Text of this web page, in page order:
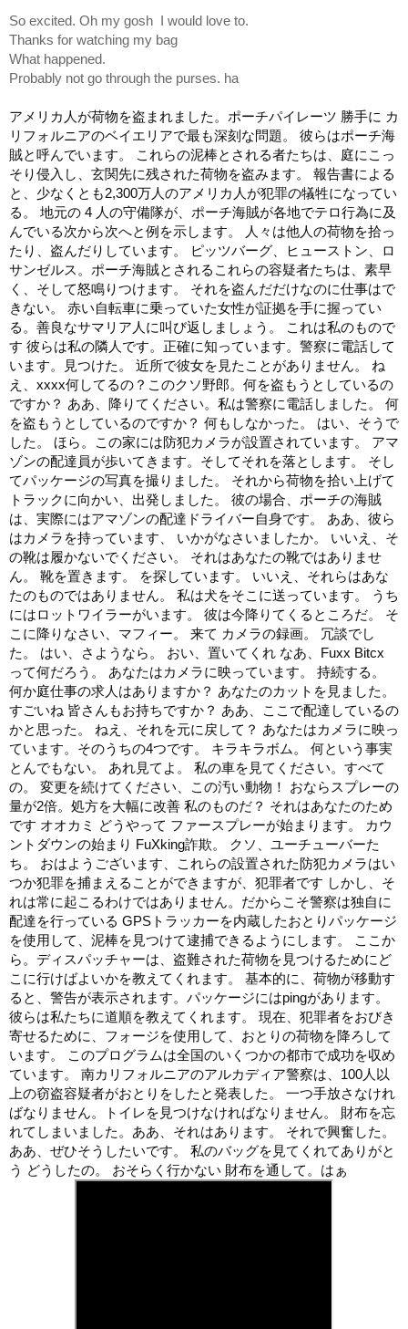
So excited. Oh my gosh I would love to.
Thanks for watching my bag
What happened.
Probably not go through the purses. ha
アメリカ人が荷物を盗まれました。ポーチパイレーツ 勝手に カ
リフォルニアのベイエリアで最も深刻な問題。 彼らはポーチ海
賊と呼んでいます。 これらの泥棒とされる者たちは、庭にこっ
そり侵入し、玄関先に残された荷物を盗みます。 報告書による
と、少なくとも2,300万人のアメリカ人が犯罪の犠牲になってい
る。 地元の 4 人の守備隊が、ポーチ海賊が各地でテロ行為に及
んでいる次から次へと例を示します。 人々は他人の荷物を拾っ
たり、盗んだりしています。 ピッツバーグ、ヒューストン、ロ
サンゼルス。ポーチ海賊とされるこれらの容疑者たちは、素早
く、そして怒鳴りつけます。 それを盗んだだけなのに仕事はで
きない。 赤い自転車に乗っていた女性が証拠を手に握ってい
る。善良なサマリア人に叫び返しましょう。 これは私のもので
す 彼らは私の隣人です。正確に知っています。警察に電話して
います。見つけた。 近所で彼女を見たことがありません。 ね
え、xxxx何してるの？このクソ野郎。何を盗もうとしているの
ですか？ ああ、降りてください。私は警察に電話しました。 何
を盗もうとしているのですか？ 何もしなかった。 はい、そうで
した。 ほら。この家には防犯カメラが設置されています。 アマ
ゾンの配達員が歩いてきます。そしてそれを落とします。 そし
てパッケージの写真を撮りました。 それから荷物を拾い上げて
トラックに向かい、出発しました。 彼の場合、ポーチの海賊
は、実際にはアマゾンの配達ドライバー自身です。 ああ、彼ら
はカメラを持っています、 いかがなさいましたか。 いいえ、そ
の靴は履かないでください。 それはあなたの靴ではありませ
ん。 靴を置きます。 を探しています。 いいえ、それらはあな
たのものではありません。 私は犬をそこに送っています。 うち
にはロットワイラーがいます。 彼は今降りてくるところだ。 そ
こに降りなさい、マフィー。 来て カメラの録画。 冗談でし
た。 はい、さようなら。 おい、置いてくれ なあ、Fuxx Bitcx
って何だろう。 あなたはカメラに映っています。 持続する。
何か庭仕事の求人はありますか？ あなたのカットを見ました。
すごいね 皆さんもお持ちですか？ ああ、ここで配達しているの
かと思った。 ねえ、それを元に戻して？ あなたはカメラに映っ
ています。そのうちの4つです。 キラキラボム。 何という事実
とんでもない。 あれ見てよ。 私の車を見てください。すべて
の。 変更を続けてください、この汚い動物！ おならスプレーの
量が2倍。処方を大幅に改善 私のものだ？ それはあなたのため
です オオカミ どうやって ファースプレーが始まります。 カウ
ントダウンの始まり FuXking詐欺。 クソ、ユーチューバーた
ち。 おはようございます、これらの設置された防犯カメラはい
つか犯罪を捕まえることができますが、犯罪者です しかし、そ
れは常に起こるわけではありません。だからこそ警察は独自に
配達を行っている GPSトラッカーを内蔵したおとりパッケージ
を使用して、泥棒を見つけて逮捕できるようにします。 ここか
ら。ディスパッチャーは、盗難された荷物を見つけるためにど
こに行けばよいかを教えてくれます。 基本的に、荷物が移動す
ると、警告が表示されます。パッケージにはpingがあります。
彼らは私たちに道順を教えてくれます。 現在、犯罪者をおびき
寄せるために、フォージを使用して、おとりの荷物を降ろして
います。 このプログラムは全国のいくつかの都市で成功を収め
ています。 南カリフォルニアのアルカディア警察は、100人以
上の窃盗容疑者がおとりをしたと発表した。 一つ手放さなけれ
ばなりません。トイレを見つけなければなりません。 財布を忘
れてしまいました。ああ、それはあります。 それで興奮した。
ああ、ぜひそうしたいです。 私のバッグを見てくれてありがと
う どうしたの。 おそらく行かない 財布を通して。はぁ